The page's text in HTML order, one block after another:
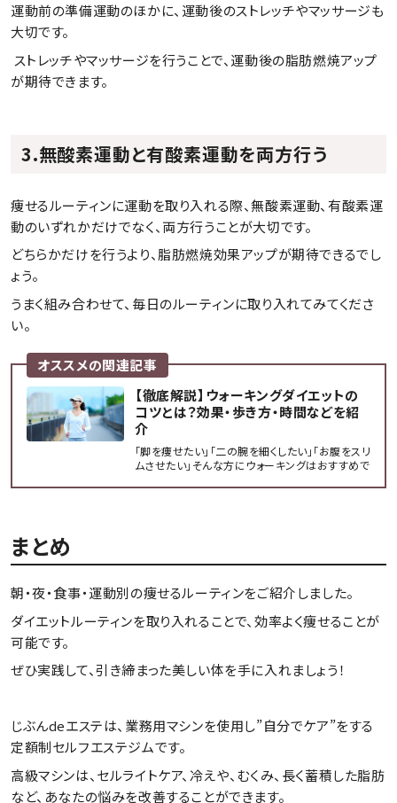
運動前の準備運動のほかに、運動後のストレッチやマッサージも
大切です。
ストレッチやマッサージを行うことで、運動後の脂肪燃焼アップ
が期待できます。
3.無酸素運動と有酸素運動を両方行う
痩せるルーティンに運動を取り入れる際、無酸素運動、有酸素運
動のいずれかだけでなく、両方行うことが大切です。
どちらかだけを行うより、脂肪燃焼効果アップが期待できるでし
ょう。
うまく組み合わせて、毎日のルーティンに取り入れてみてくださ
い。
オススメの関連記事
【徹底解説】ウォーキングダイエットの
コツとは？効果・歩き方・時間などを紹
介
「脚を痩せたい」「二の腕を細くしたい」「お腹をスリ
ムさせたい」そんな方にウォーキングはおすすめで
歩き方、時間や距離など、詳しく解説していきます。
まとめ
朝・夜・食事・運動別の痩せるルーティンをご紹介しました。
ダイエットルーティンを取り入れることで、効率よく痩せることが
可能です。
ぜひ実践して、引き締まった美しい体を手に入れましょう！
じぶんdeエステは、業務用マシンを使用し”自分でケア”をする
定額制セルフエステジムです。
高級マシンは、セルライトケア、冷えや、むくみ、長く蓄積した脂肪
など、あなたの悩みを改善することができます。